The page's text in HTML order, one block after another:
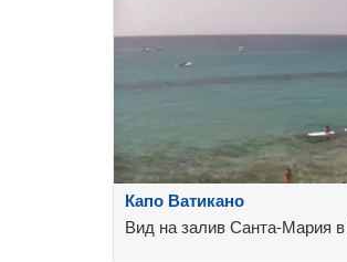
Капо Ватикано
Вид на залив Санта-Мария